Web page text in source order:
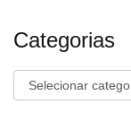
Categorias
Categorias